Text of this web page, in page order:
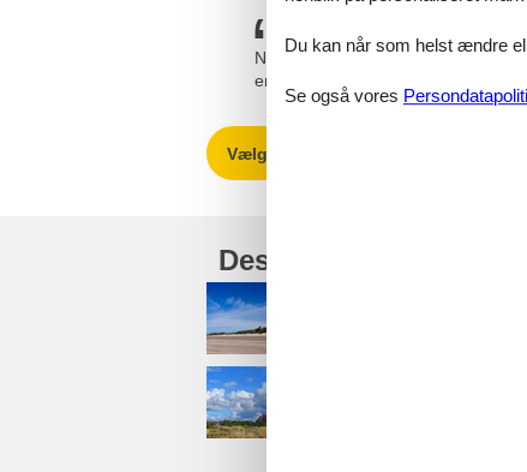
Nemt overskueligt website, hurtig
en dejlig bade/hygge ferie.
Vælg mellem 842 sommerhuse
Destinationer under
Du kan når som helst ændre
Se også vores